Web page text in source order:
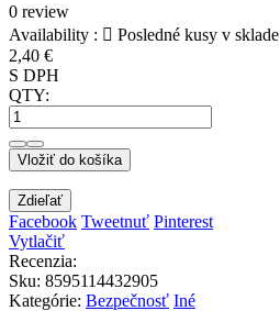
0 review
Availability :  Posledné kusy v sklade
2,40 €
S DPH
QTY:
Vložiť do košíka
Zdieľať
Facebook Tweetnuť Pinterest
Vytlačiť
Recenzia:
Sku: 8595114432905
Kategórie: Bezpečnosť Iné